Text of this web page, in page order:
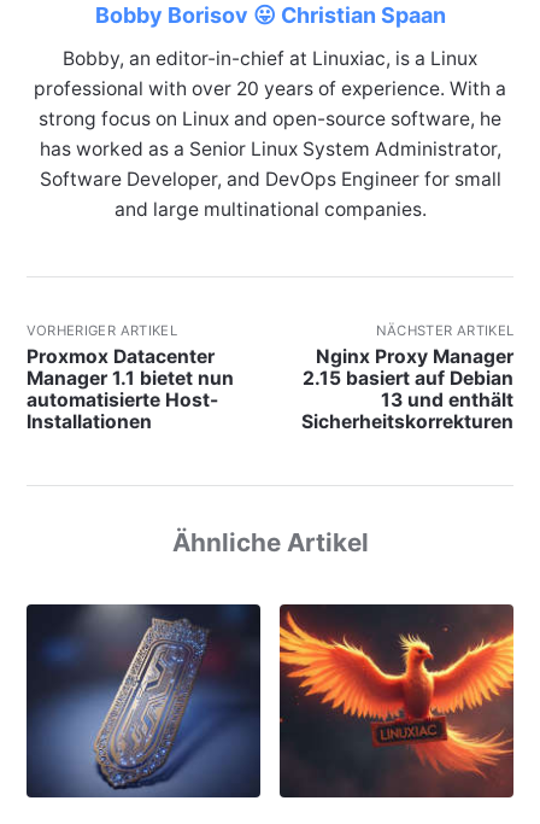
Bobby Borisov 😛 Christian Spaan
Bobby, an editor-in-chief at Linuxiac, is a Linux
professional with over 20 years of experience. With a
strong focus on Linux and open-source software, he
has worked as a Senior Linux System Administrator,
Software Developer, and DevOps Engineer for small
and large multinational companies.
VORHERIGER ARTIKEL
Proxmox Datacenter
Manager 1.1 bietet nun
automatisierte Host-
Installationen
NÄCHSTER ARTIKEL
Nginx Proxy Manager
2.15 basiert auf Debian
13 und enthält
Sicherheitskorrekturen
Ähnliche Artikel